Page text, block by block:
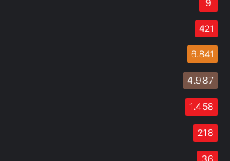
9
421
6.841
4.987
1.458
218